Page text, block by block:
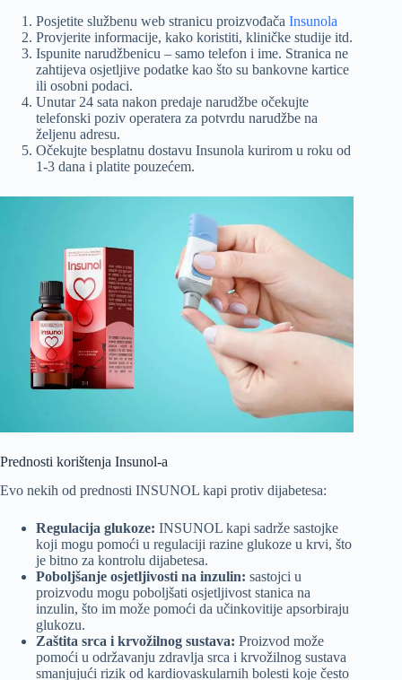
Posjetite službenu web stranicu proizvođača Insunola
Provjerite informacije, kako koristiti, kliničke studije itd.
Ispunite narudžbenicu – samo telefon i ime. Stranica ne
zahtijeva osjetljive podatke kao što su bankovne kartice
ili osobni podaci.
Unutar 24 sata nakon predaje narudžbe očekujte
telefonski poziv operatera za potvrdu narudžbe na
željenu adresu.
Očekujte besplatnu dostavu Insunola kurirom u roku od
1-3 dana i platite pouzećem.
Prednosti korištenja Insunol-a
Evo nekih od prednosti INSUNOL kapi protiv dijabetesa:
Regulacija glukoze: INSUNOL kapi sadrže sastojke
koji mogu pomoći u regulaciji razine glukoze u krvi, što
je bitno za kontrolu dijabetesa.
Poboljšanje osjetljivosti na inzulin: sastojci u
proizvodu mogu poboljšati osjetljivost stanica na
inzulin, što im može pomoći da učinkovitije apsorbiraju
glukozu.
Zaštita srca i krvožilnog sustava: Proizvod može
pomoći u održavanju zdravlja srca i krvožilnog sustava
smanjujući rizik od kardiovaskularnih bolesti koje često